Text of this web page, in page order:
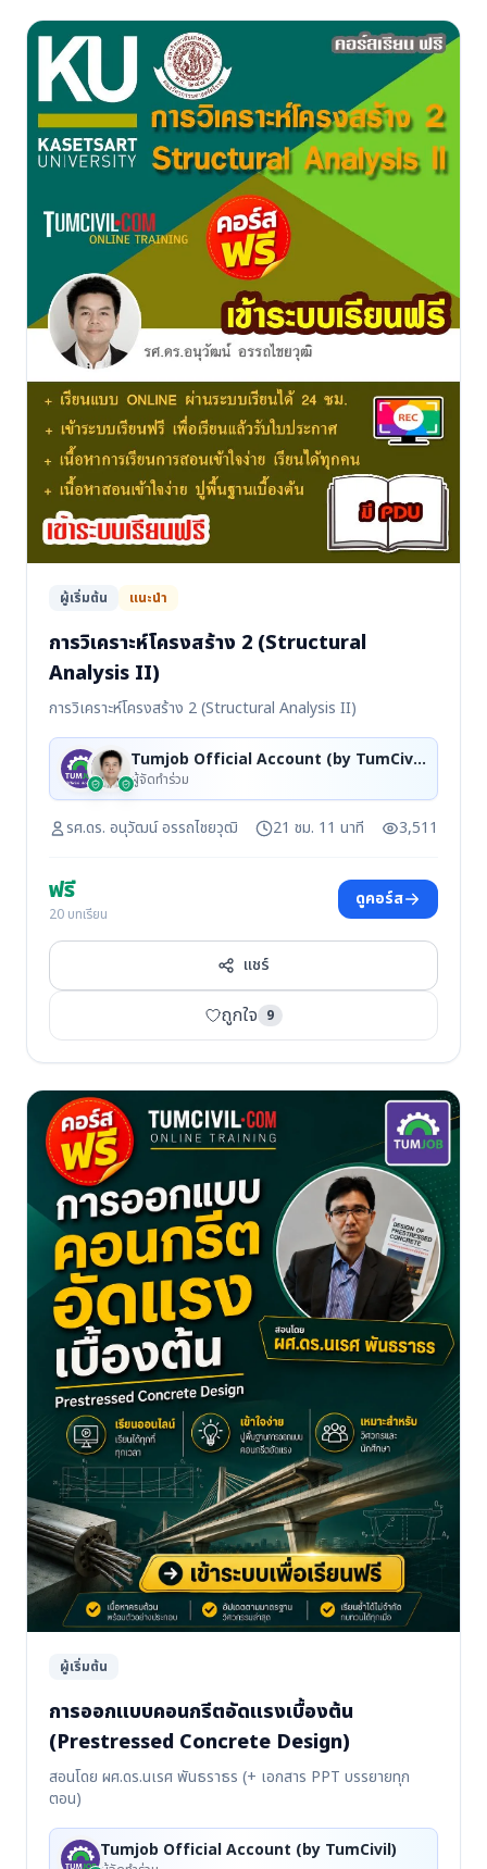
ผู้เริ่มต้น แนะนำ
การวิเคราะห์โครงสร้าง 2 (Structural
Analysis II)
การวิเคราะห์โครงสร้าง 2 (Structural Analysis II)
Tumjob Official Account (by TumCivil), รศ.ดร. อนุวัฒน์ อรรถไชยวุฒิ
ผู้จัดทำร่วม
รศ.ดร. อนุวัฒน์ อรรถไชยวุฒิ 21 ชม. 11 นาที 3,511
ฟรี
20 บทเรียน
ดูคอร์ส
แชร์
ถูกใจ 9
ผู้เริ่มต้น
การออกแบบคอนกรีตอัดแรงเบื้องต้น
(Prestressed Concrete Design)
สอนโดย ผศ.ดร.นเรศ พันธราธร (+ เอกสาร PPT บรรยายทุก
ตอน)
Tumjob Official Account (by TumCivil)